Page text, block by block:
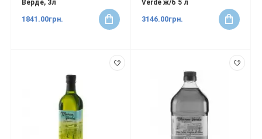
Верде, 3л
1841.00грн.
Verde ж/б 5 л
3146.00грн.